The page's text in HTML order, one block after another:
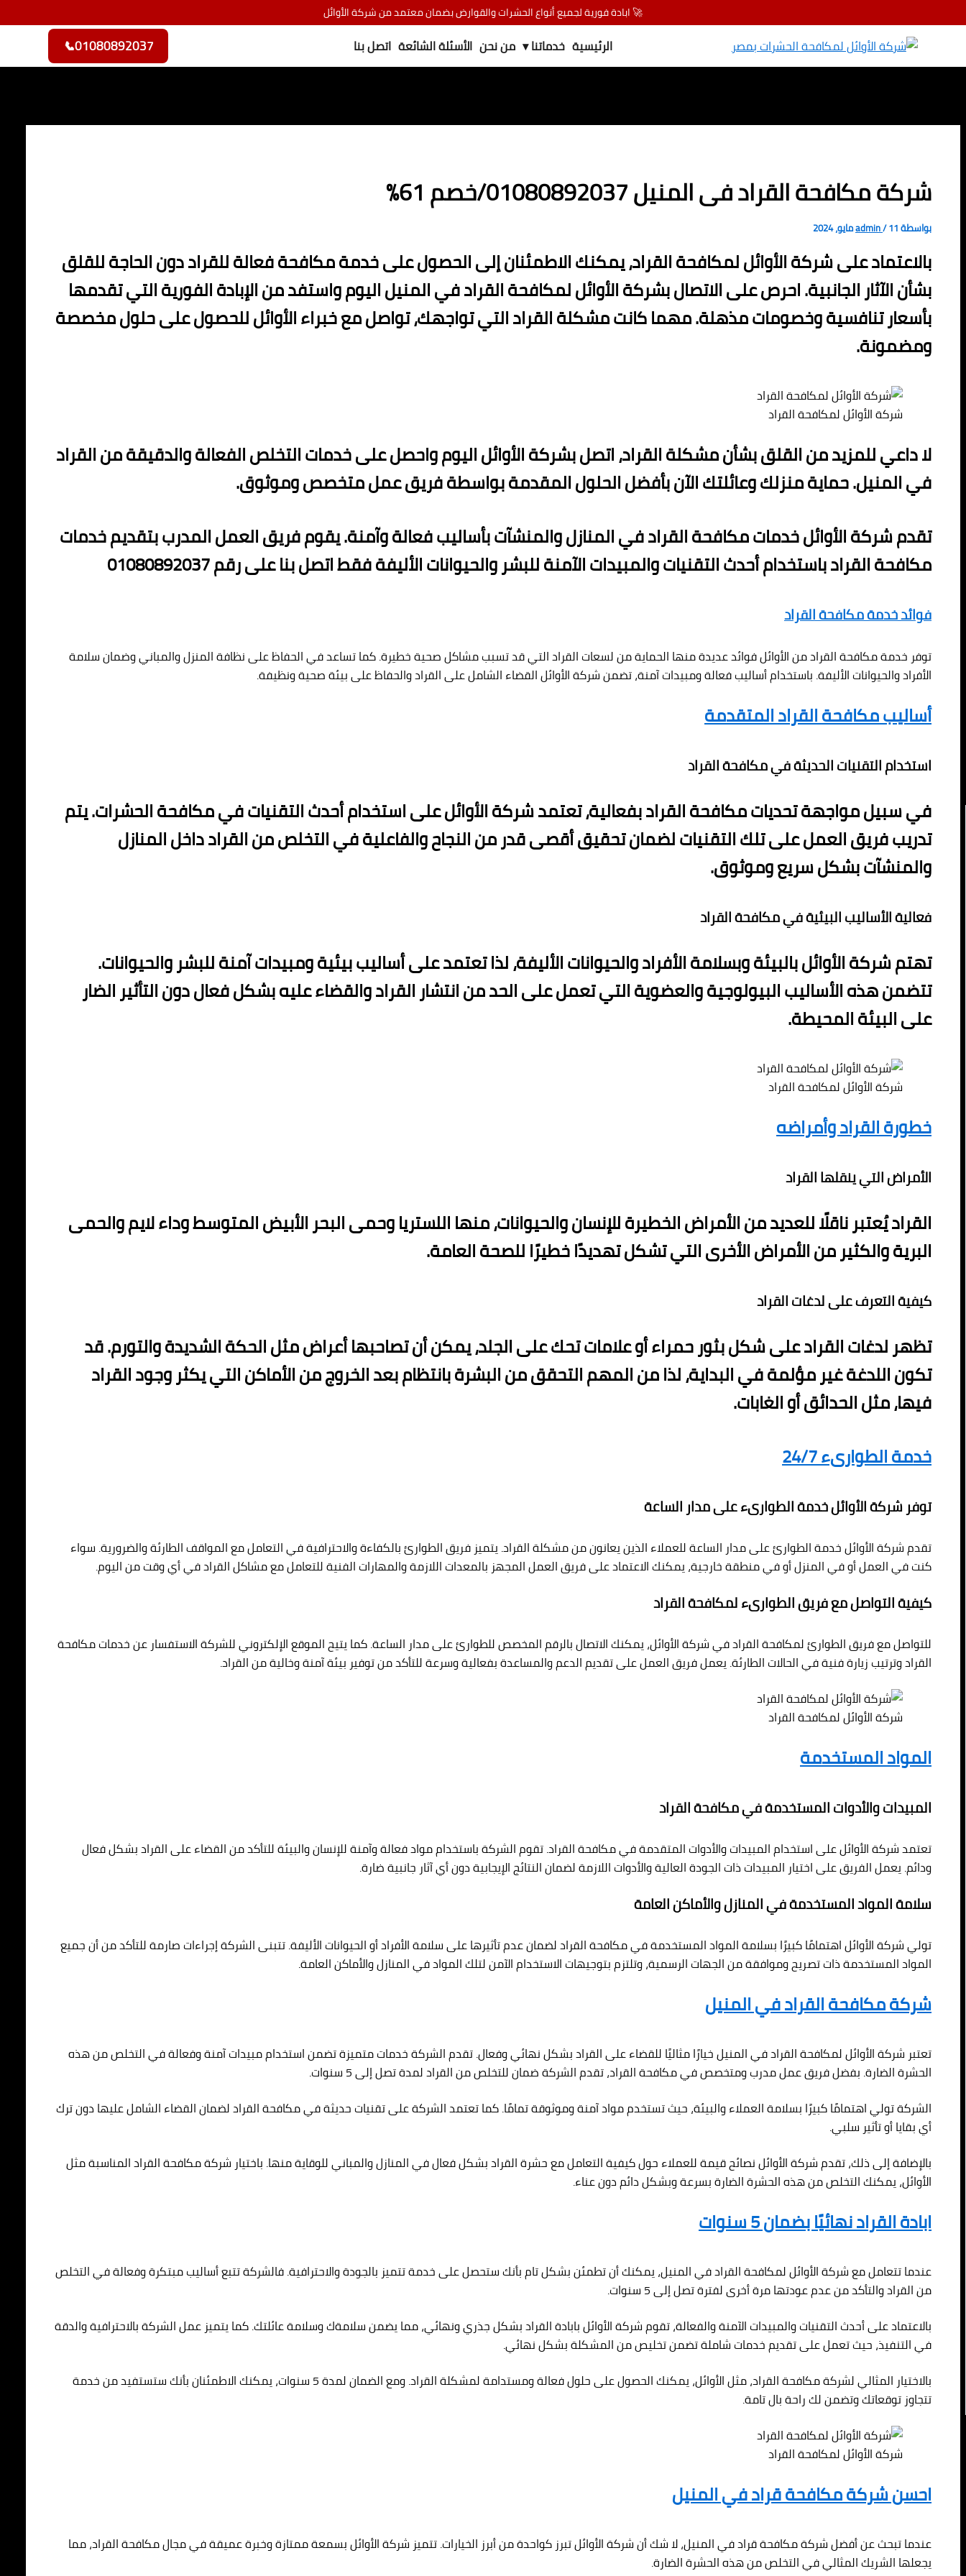
🚀 ابادة فورية لجميع أنواع الحشرات والقوارض بضمان معتمد من شركة الأوائل
الرئيسية خدماتنا ▾ من نحن الأسئلة الشائعة اتصل بنا 01080892037
📞
شركة مكافحة القراد فى المنيل 01080892037/خصم 61%
بواسطة admin/11 مايو، 2024
بالاعتماد على شركة الأوائل لمكافحة القراد، يمكنك الاطمئنان إلى الحصول على خدمة مكافحة فعالة للقراد دون الحاجة للقلق
بشأن الآثار الجانبية. احرص على الاتصال بشركة الأوائل لمكافحة القراد في المنيل اليوم واستفد من الإبادة الفورية التي تقدمها
بأسعار تنافسية وخصومات مذهلة. مهما كانت مشكلة القراد التي تواجهك، تواصل مع خبراء الأوائل للحصول على حلول مخصصة
ومضمونة.
شركة الأوائل لمكافحة القراد
لا داعي للمزيد من القلق بشأن مشكلة القراد، اتصل بشركة الأوائل اليوم واحصل على خدمات التخلص الفعالة والدقيقة من القراد
في المنيل. حماية منزلك وعائلتك الآن بأفضل الحلول المقدمة بواسطة فريق عمل متخصص وموثوق.
تقدم شركة الأوائل خدمات مكافحة القراد في المنازل والمنشآت بأساليب فعالة وآمنة. يقوم فريق العمل المدرب بتقديم خدمات
مكافحة القراد باستخدام أحدث التقنيات والمبيدات الآمنة للبشر والحيوانات الأليفة فقط اتصل بنا على رقم 01080892037
فوائد خدمة مكافحة القراد
توفر خدمة مكافحة القراد من الأوائل فوائد عديدة منها الحماية من لسعات القراد التي قد تسبب مشاكل صحية خطيرة. كما تساعد في الحفاظ على نظافة المنزل والمباني وضمان سلامة
الأفراد والحيوانات الأليفة. باستخدام أساليب فعالة ومبيدات آمنة، تضمن شركة الأوائل القضاء الشامل على القراد والحفاظ على بيئة صحية ونظيفة.
أساليب مكافحة القراد المتقدمة
استخدام التقنيات الحديثة في مكافحة القراد
في سبيل مواجهة تحديات مكافحة القراد بفعالية، تعتمد شركة الأوائل على استخدام أحدث التقنيات في مكافحة الحشرات. يتم
تدريب فريق العمل على تلك التقنيات لضمان تحقيق أقصى قدر من النجاح والفاعلية في التخلص من القراد داخل المنازل
والمنشآت بشكل سريع وموثوق.
فعالية الأساليب البيئية في مكافحة القراد
تهتم شركة الأوائل بالبيئة وبسلامة الأفراد والحيوانات الأليفة، لذا تعتمد على أساليب بيئية ومبيدات آمنة للبشر والحيوانات.
تتضمن هذه الأساليب البيولوجية والعضوية التي تعمل على الحد من انتشار القراد والقضاء عليه بشكل فعال دون التأثير الضار
على البيئة المحيطة.
شركة الأوائل لمكافحة القراد
خطورة القراد وأمراضه
الأمراض التي ينقلها القراد
القراد يُعتبر ناقلًا للعديد من الأمراض الخطيرة للإنسان والحيوانات، منها اللستريا وحمى البحر الأبيض المتوسط وداء لايم والحمى
البرية والكثير من الأمراض الأخرى التي تشكل تهديدًا خطيرًا للصحة العامة.
كيفية التعرف على لدغات القراد
تظهر لدغات القراد على شكل بثور حمراء أو علامات تحك على الجلد، يمكن أن تصاحبها أعراض مثل الحكة الشديدة والتورم. قد
تكون اللدغة غير مؤلمة في البداية، لذا من المهم التحقق من البشرة بانتظام بعد الخروج من الأماكن التي يكثر وجود القراد
فيها، مثل الحدائق أو الغابات.
خدمة الطوارىء 24/7
توفر شركة الأوائل خدمة الطوارىء على مدار الساعة
تقدم شركة الأوائل خدمة الطوارئ على مدار الساعة للعملاء الذين يعانون من مشكلة القراد. يتميز فريق الطوارئ بالكفاءة والاحترافية في التعامل مع المواقف الطارئة والضرورية. سواء
كنت في العمل أو في المنزل أو في منطقة خارجية، يمكنك الاعتماد على فريق العمل المجهز بالمعدات اللازمة والمهارات الفنية للتعامل مع مشاكل القراد في أي وقت من اليوم.
كيفية التواصل مع فريق الطوارىء لمكافحة القراد
للتواصل مع فريق الطوارئ لمكافحة القراد في شركة الأوائل، يمكنك الاتصال بالرقم المخصص للطوارئ على مدار الساعة. كما يتيح الموقع الإلكتروني للشركة الاستفسار عن خدمات مكافحة
القراد وترتيب زيارة فنية في الحالات الطارئة. يعمل فريق العمل على تقديم الدعم والمساعدة بفعالية وسرعة للتأكد من توفير بيئة آمنة وخالية من القراد.
شركة الأوائل لمكافحة القراد
المواد المستخدمة
المبيدات والأدوات المستخدمة في مكافحة القراد
تعتمد شركة الأوائل على استخدام المبيدات والأدوات المتقدمة في مكافحة القراد. تقوم الشركة باستخدام مواد فعالة وآمنة للإنسان والبيئة للتأكد من القضاء على القراد بشكل فعال
ودائم. يعمل الفريق على اختيار المبيدات ذات الجودة العالية والأدوات اللازمة لضمان النتائج الإيجابية دون أي آثار جانبية ضارة.
سلامة المواد المستخدمة في المنازل والأماكن العامة
تولي شركة الأوائل اهتمامًا كبيرًا بسلامة المواد المستخدمة في مكافحة القراد لضمان عدم تأثيرها على سلامة الأفراد أو الحيوانات الأليفة. تتبنى الشركة إجراءات صارمة للتأكد من أن جميع
المواد المستخدمة ذات تصريح وموافقة من الجهات الرسمية، وتلتزم بتوجيهات الاستخدام الآمن لتلك المواد في المنازل والأماكن العامة.
شركة مكافحة القراد في المنيل
تعتبر شركة الأوائل لمكافحة القراد في المنيل خيارًا مثاليًا للقضاء على القراد بشكل نهائي وفعال. تقدم الشركة خدمات متميزة تضمن استخدام مبيدات آمنة وفعالة في التخلص من هذه
الحشرة الضارة. بفضل فريق عمل مدرب ومتخصص في مكافحة القراد، تقدم الشركة ضمان للتخلص من القراد لمدة تصل إلى 5 سنوات.
الشركة تولي اهتمامًا كبيرًا بسلامة العملاء والبيئة، حيث تستخدم مواد آمنة وموثوقة تمامًا. كما تعتمد الشركة على تقنيات حديثة في مكافحة القراد لضمان القضاء الشامل عليها دون ترك
أي بقايا أو تأثير سلبي.
بالإضافة إلى ذلك، تقدم شركة الأوائل نصائح قيمة للعملاء حول كيفية التعامل مع حشرة القراد بشكل فعال في المنازل والمباني للوقاية منها. باختيار شركة مكافحة القراد المناسبة مثل
الأوائل، يمكنك التخلص من هذه الحشرة الضارة بسرعة وبشكل دائم دون عناء.
ابادة القراد نهائيًا بضمان 5 سنوات
عندما تتعامل مع شركة الأوائل لمكافحة القراد في المنيل، يمكنك أن تطمئن بشكل تام بأنك ستحصل على خدمة تتميز بالجودة والاحترافية. فالشركة تتبع أساليب مبتكرة وفعالة في التخلص
من القراد والتأكد من عدم عودتها مرة أخرى لفترة تصل إلى 5 سنوات.
بالاعتماد على أحدث التقنيات والمبيدات الآمنة والفعالة، تقوم شركة الأوائل بابادة القراد بشكل جذري ونهائي، مما يضمن سلامةك وسلامة عائلتك. كما يتميز عمل الشركة بالاحترافية والدقة
في التنفيذ، حيث تعمل على تقديم خدمات شاملة تضمن تخليص من المشكلة بشكل نهائي.
بالاختيار المثالي لشركة مكافحة القراد، مثل الأوائل، يمكنك الحصول على حلول فعالة ومستدامة لمشكلة القراد. ومع الضمان لمدة 5 سنوات، يمكنك الاطمئنان بأنك ستستفيد من خدمة
تتجاوز توقعاتك وتضمن لك راحة بال تامة.
شركة الأوائل لمكافحة القراد
احسن شركة مكافحة قراد في المنيل
عندما تبحث عن أفضل شركة مكافحة قراد في المنيل، لا شك أن شركة الأوائل تبرز كواحدة من أبرز الخيارات. تتميز شركة الأوائل بسمعة ممتازة وخبرة عميقة في مجال مكافحة القراد، مما
يجعلها الشريك المثالي في التخلص من هذه الحشرة الضارة.